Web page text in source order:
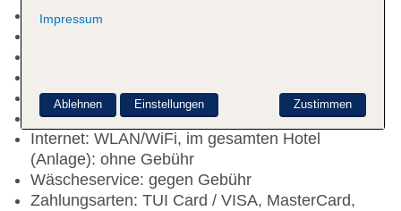
Gartenanlage, Sonnenterrasse
Souvenirshop, Minimarkt, Boutique, Friseur
Diskothek/Nachtclub
Internet: WLAN/WiFi, im gesamten Hotel
(Anlage): ohne Gebühr
Wäscheservice: gegen Gebühr
Zahlungsarten: TUI Card / VISA, MasterCard,
Impressum
Zustimmen
Ablehnen Einstellungen